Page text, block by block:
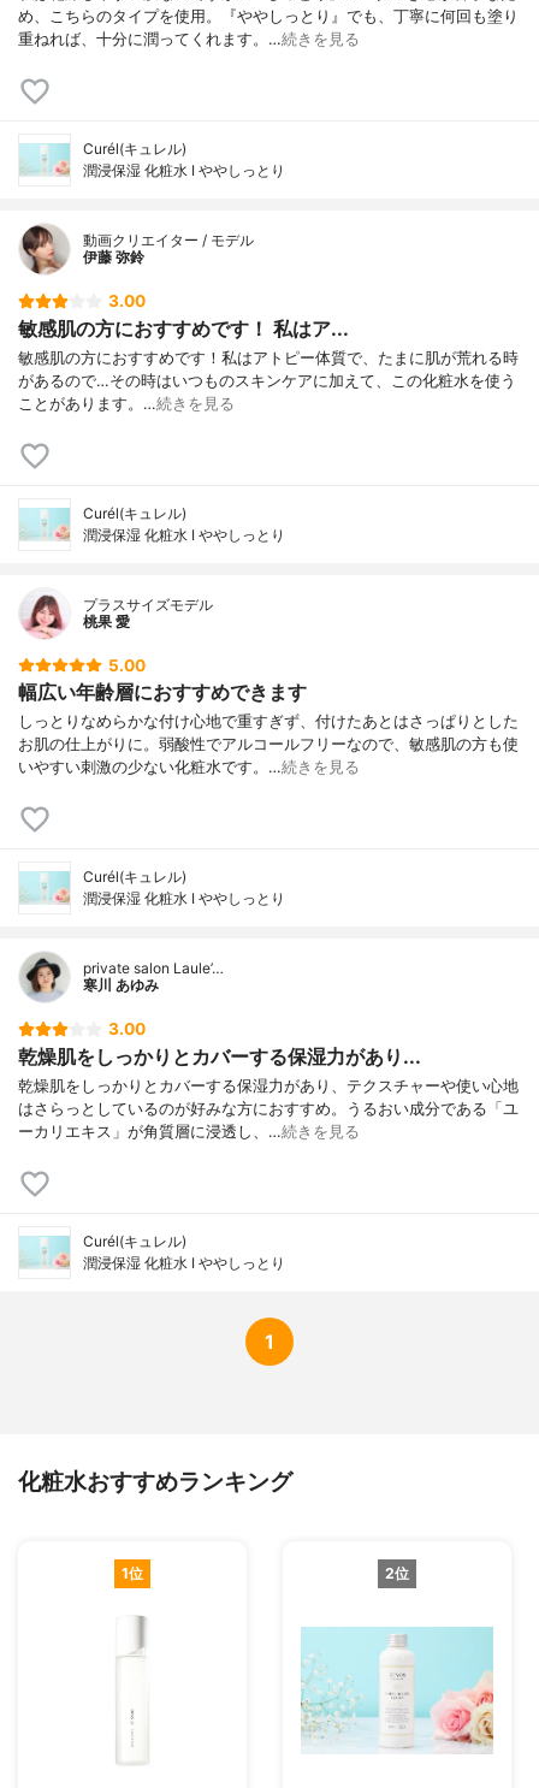
め、こちらのタイプを使用。『ややしっとり』でも、丁寧に何回も塗り
重ねれば、十分に潤ってくれます。…続きを見る
Curél(キュレル)
潤浸保湿 化粧水 I ややしっとり
動画クリエイター / モデル
伊藤 弥鈴
3.00
敏感肌の方におすすめです！ 私はア...
敏感肌の方におすすめです！私はアトピー体質で、たまに肌が荒れる時
があるので…その時はいつものスキンケアに加えて、この化粧水を使う
ことがあります。…続きを見る
Curél(キュレル)
潤浸保湿 化粧水 I ややしっとり
プラスサイズモデル
桃果 愛
5.00
幅広い年齢層におすすめできます
しっとりなめらかな付け心地で重すぎず、付けたあとはさっぱりとした
お肌の仕上がりに。弱酸性でアルコールフリーなので、敏感肌の方も使
いやすい刺激の少ない化粧水です。…続きを見る
Curél(キュレル)
潤浸保湿 化粧水 I ややしっとり
private salon Laule’…
寒川 あゆみ
3.00
乾燥肌をしっかりとカバーする保湿力があり...
乾燥肌をしっかりとカバーする保湿力があり、テクスチャーや使い心地
はさらっとしているのが好みな方におすすめ。うるおい成分である「ユ
ーカリエキス」が角質層に浸透し、…続きを見る
Curél(キュレル)
潤浸保湿 化粧水 I ややしっとり
1
化粧水おすすめランキング
1位 2位